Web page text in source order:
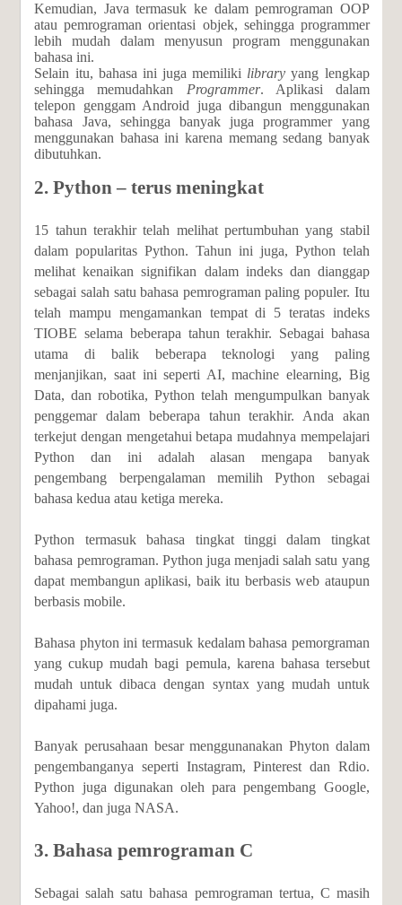
Kemudian, Java termasuk ke dalam pemrograman OOP
atau pemrograman orientasi objek, sehingga programmer
lebih mudah dalam menyusun program menggunakan
bahasa ini.
Selain itu, bahasa ini juga memiliki libraryyang lengkap
sehingga memudahkan Programmer. Aplikasi dalam
telepon genggam Android juga dibangun menggunakan
bahasa Java, sehingga banyak juga programmer yang
menggunakan bahasa ini karena memang sedang banyak
dibutuhkan.
2. Python – terus meningkat
15 tahun terakhir telah melihat pertumbuhan yang stabil
dalam popularitas Python. Tahun ini juga, Python telah
melihat kenaikan signifikan dalam indeks dan dianggap
sebagai salah satu bahasa pemrograman paling populer. Itu
telah mampu mengamankan tempat di 5 teratas indeks
TIOBE selama beberapa tahun terakhir. Sebagai bahasa
utama di balik beberapa teknologi yang paling
menjanjikan, saat ini seperti AI, machine elearning, Big
Data, dan robotika, Python telah mengumpulkan banyak
penggemar dalam beberapa tahun terakhir. Anda akan
terkejut dengan mengetahui betapa mudahnya mempelajari
Python dan ini adalah alasan mengapa banyak
pengembang berpengalaman memilih Python sebagai
bahasa kedua atau ketiga mereka.
Python termasuk bahasa tingkat tinggi dalam tingkat
bahasa pemrograman. Python juga menjadi salah satu yang
dapat membangun aplikasi, baik itu berbasis web ataupun
berbasis mobile.
Bahasa phyton ini termasuk kedalam bahasa pemorgraman
yang cukup mudah bagi pemula, karena bahasa tersebut
mudah untuk dibaca dengan syntax yang mudah untuk
dipahami juga.
Banyak perusahaan besar menggunanakan Phyton dalam
pengembanganya seperti Instagram, Pinterest dan Rdio.
Python juga digunakan oleh para pengembang Google,
Yahoo!, dan juga NASA.
3. Bahasa pemrograman C
Sebagai salah satu bahasa pemrograman tertua, C masih